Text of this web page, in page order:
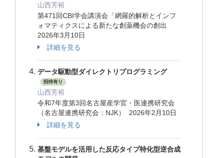
山西芳裕
第471回CBI学会講演会「網羅的解析とインフ
ォマティクスによる新たな創薬機会の創出
2026年3月10日
詳細を見る
データ駆動型ダイレクトリプログラミング
招待有り
山西芳裕
令和7年度第3回名古屋産学官・医連携研究会
（名古屋連携研究会：NJK） 2026年2月10日
詳細を見る
基盤モデルを活用した反応タイプ特化型逆合成